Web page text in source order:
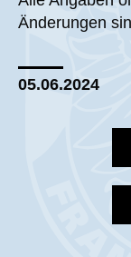
Änderungen
05.06.2024